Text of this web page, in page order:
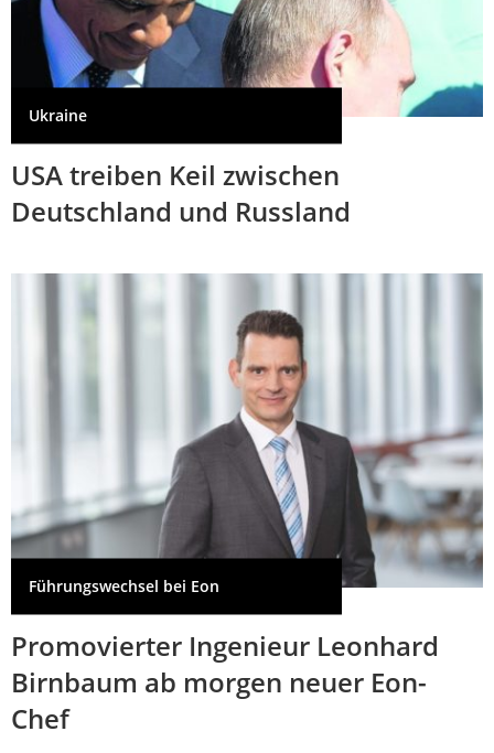
Ukraine
USA treiben Keil zwischen
Deutschland und Russland
Führungswechsel bei Eon
Promovierter Ingenieur Leonhard
Birnbaum ab morgen neuer Eon-
Chef